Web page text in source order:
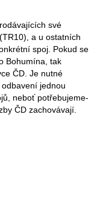
své
a u ostatních
spoj. Pokud se
Bohumína, tak
ČD. Je nutné
jednou
neboť potřebujeme-
ČD zachovávají.